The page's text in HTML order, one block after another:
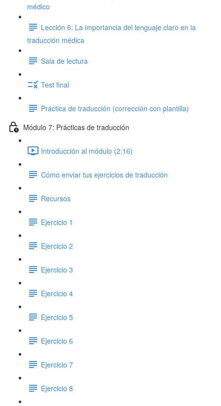
médico
Lección 6: La importancia del lenguaje claro en la
traducción médica
Sala de lectura
Test final
Práctica de traducción (corrección con plantilla)
Módulo 7: Prácticas de traducción
Introducción al módulo (2:16)
Cómo enviar tus ejercicios de traducción
Recursos
Ejercicio 1
Ejercicio 2
Ejercicio 3
Ejercicio 4
Ejercicio 5
Ejercicio 6
Ejercicio 7
Ejercicio 8